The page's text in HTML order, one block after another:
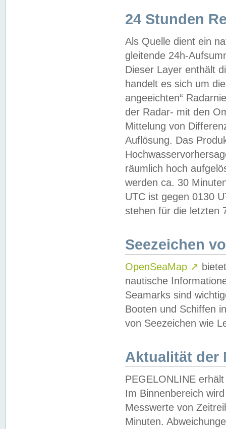
24 Stunden
Als Quelle dient ein
gleitende 24h-
Dieser Layer enthält
handelt es sich um
angeeichten“
der Radar- mit den
Mittelung von
Auflösung. Das
räumlich hoch
werden ca. 30
UTC ist gegen 0130
stehen für die letzten
Seezeichen
OpenSeaMap ↗
nautische
Seamarks sind
Booten und Schiffen
von Seezeichen wie
Aktualität der
PEGELONLINE
Im Binnenbereich
Messwerte von
Minuten.